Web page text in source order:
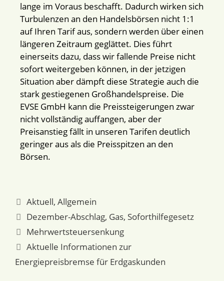
lange im Voraus beschafft. Dadurch wirken sich
Turbulenzen an den Handelsbörsen nicht 1:1
auf Ihren Tarif aus, sondern werden über einen
längeren Zeitraum geglättet. Dies führt
einerseits dazu, dass wir fallende Preise nicht
sofort weitergeben können, in der jetzigen
Situation aber dämpft diese Strategie auch die
stark gestiegenen Großhandelspreise. Die
EVSE GmbH kann die Preissteigerungen zwar
nicht vollständig auffangen, aber der
Preisanstieg fällt in unseren Tarifen deutlich
geringer aus als die Preisspitzen an den
Börsen.
Aktuell,Allgemein
Dezember-Abschlag, Gas, Soforthilfegesetz
Mehrwertsteuersenkung
Aktuelle Informationen zur
Energiepreisbremse für Erdgaskunden